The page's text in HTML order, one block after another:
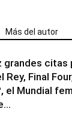
Más del autor
grandes citas
Rey, Final
el Mundial